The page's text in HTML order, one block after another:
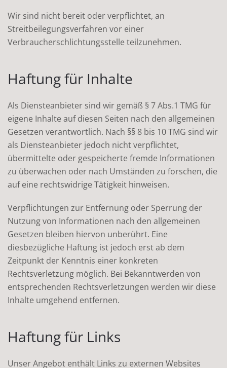
Wir sind nicht bereit oder verpflichtet, an
Streitbeilegungsverfahren vor einer
Verbraucherschlichtungsstelle teilzunehmen.
Haftung für Inhalte
Als Diensteanbieter sind wir gemäß § 7 Abs.1 TMG für
eigene Inhalte auf diesen Seiten nach den allgemeinen
Gesetzen verantwortlich. Nach §§ 8 bis 10 TMG sind wir
als Diensteanbieter jedoch nicht verpflichtet,
übermittelte oder gespeicherte fremde Informationen
zu überwachen oder nach Umständen zu forschen, die
auf eine rechtswidrige Tätigkeit hinweisen.
Verpflichtungen zur Entfernung oder Sperrung der
Nutzung von Informationen nach den allgemeinen
Gesetzen bleiben hiervon unberührt. Eine
diesbezügliche Haftung ist jedoch erst ab dem
Zeitpunkt der Kenntnis einer konkreten
Rechtsverletzung möglich. Bei Bekanntwerden von
entsprechenden Rechtsverletzungen werden wir diese
Inhalte umgehend entfernen.
Haftung für Links
Unser Angebot enthält Links zu externen Websites